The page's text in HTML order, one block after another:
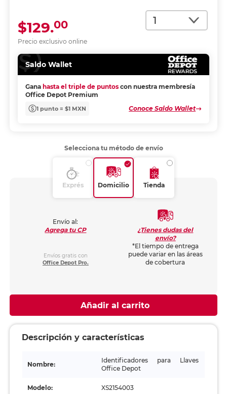
Cantidad
Precio exclusivo online
$129.00
Saldo Wallet
Gana hasta el triple de puntos con nuestra membresía
Office Depot Premium
1 punto = $1 MXN Conoce Saldo Wallet
Selecciona tu método de envío
Exprés Domicilio Tienda
Envío al:
Agrega tu CP
Envíos gratis con
Office Depot Pro.
¿Tienes dudas del
envío?
*El tiempo de entrega
puede variar en las áreas
de cobertura
Añadir al carrito
Descripción y características
Nombre:
Identificadores para Llaves
Office Depot
Modelo: XS2154003